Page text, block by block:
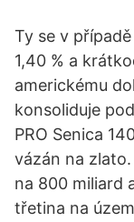
Ty se v
1,40 % a
americkému
konsoliduje
PRO Senica
vázán na
na 800 miliard
třetina na